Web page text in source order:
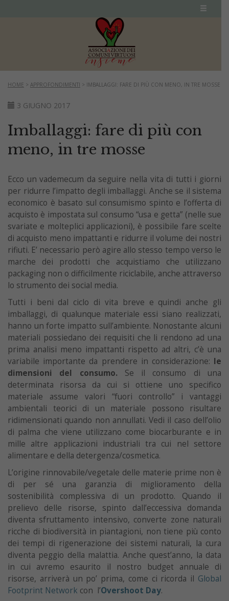
HOME > APPROFONDIMENTI > IMBALLAGGI: FARE DI PIÙ CON MENO, IN TRE MOSSE
3 GIUGNO 2017
Imballaggi: fare di più con
meno, in tre mosse
Ecco un vademecum da seguire nella vita di tutti i giorni
per ridurre l’impatto degli imballaggi. Anche se il sistema
economico è basato sul consumismo spinto e l’offerta di
acquisto è impostata sul consumo “usa e getta” (nelle sue
svariate e molteplici applicazioni), è possibile fare scelte
di acquisto meno impattanti e ridurre il volume dei nostri
rifiuti. E’ necessario però agire allo stesso tempo verso le
marche dei prodotti che acquistiamo che utilizzano
packaging non o difficilmente riciclabile, anche attraverso
lo strumento dei social media.
Tutti i beni dal ciclo di vita breve e quindi anche gli
imballaggi, di qualunque materiale essi siano realizzati,
hanno un forte impatto sull’ambiente. Nonostante alcuni
materiali possiedano dei requisiti che li rendono ad una
prima analisi meno impattanti rispetto ad altri, c’è una
variabile importante da prendere in considerazione: le
dimensioni del consumo. Se il consumo di una
determinata risorsa da cui si ottiene uno specifico
materiale assume valori “fuori controllo” i vantaggi
ambientali teorici di un materiale possono risultare
ridimensionati quando non annullati. Vedi il caso dell’olio
di palma che viene utilizzano come biocarburante e in
mille altre applicazioni industriali tra cui nel settore
alimentare e della detergenza/cosmetica.
L’origine rinnovabile/vegetale delle materie prime non è
di per sé una garanzia di miglioramento della
sostenibilità complessiva di un prodotto. Quando il
prelievo delle risorse, spinto dall’eccessiva domanda
diventa sfruttamento intensivo, converte zone naturali
ricche di biodiversità in piantagioni, non tiene più conto
dei tempi di rigenerazione dei sistemi naturali, la cura
diventa peggio della malattia. Anche quest’anno, la data
in cui avremo esaurito il nostro budget annuale di
risorse, arriverà un po’ prima, come ci ricorda il Global
Footprint Network con l’Overshoot Day.